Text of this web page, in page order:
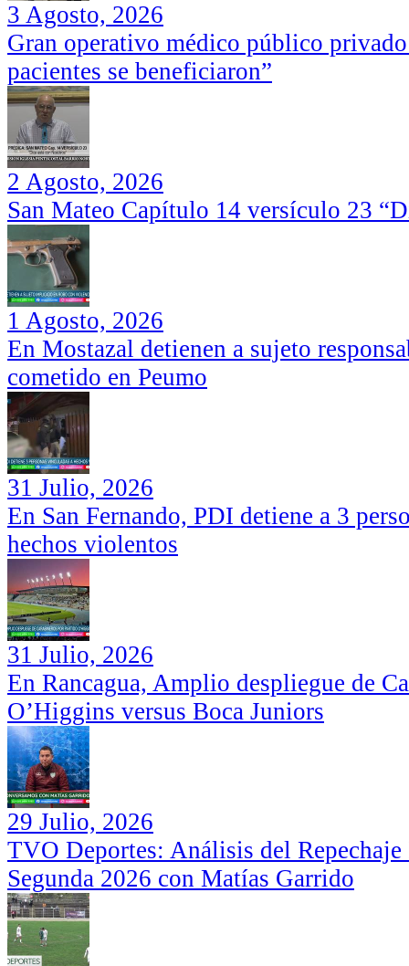
3 Agosto, 2026
Gran operativo médico público
pacientes se beneficiaron”
2 Agosto, 2026
San Mateo Capítulo 14 versículo 23
1 Agosto, 2026
En Mostazal detienen a sujeto
cometido en Peumo
31 Julio, 2026
En San Fernando, PDI detiene a 3
hechos violentos
31 Julio, 2026
En Rancagua, Amplio despliegue de
O’Higgins versus Boca Juniors
29 Julio, 2026
TVO Deportes: Análisis del
Segunda 2026 con Matías Garrido